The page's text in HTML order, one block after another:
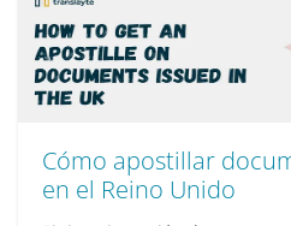
Cómo apostillar
en el Reino Unido